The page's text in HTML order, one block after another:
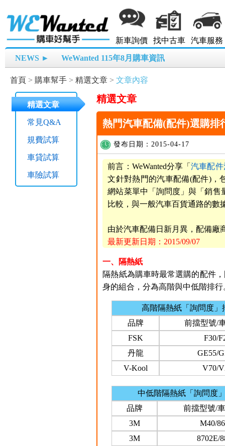
新車詢價 找中古車 汽車服務
NEWS ► WeWanted 115年8月購車資訊
首頁 > 購車幫手 > 精選文章 > 文章內容
精選文章
常見Q&A
規費試算
車貸試算
車險試算
精選文章
熱門汽車配備(配件)選購排
發布日期：2015-04-17
前言：WeWanted分享「汽車配
文針對熱門的汽車配備(配件)，
網站菜單中「詢問度」與「銷售
比較，與一般汽車百貨通路的數
由於汽車配備日新月異，配備廠
最新更新日期：2015/09/07
一、隔熱紙
隔熱紙為購車時最常選購的配件
身的組合，分為高階與中低階排行
高階隔熱紙「詢問度」
品牌
前擋型號/
FSK
F30/
丹龍
GE55/
V-Kool
V70/
中低階隔熱紙「詢問度
品牌
前擋型號/
3M
M40/
3M
8702E/